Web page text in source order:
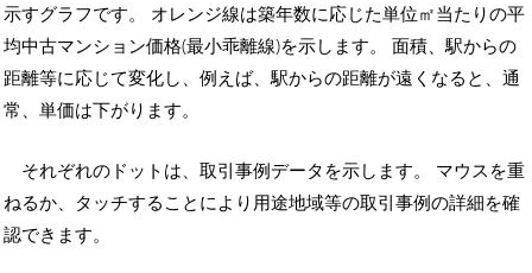
示すグラフです。 オレンジ線は築年数に応じた単位㎡当たりの平
均中古マンション価格(最小乖離線)を示します。 面積、駅からの
距離等に応じて変化し、例えば、駅からの距離が遠くなると、通
常、単価は下がります。
それぞれのドットは、取引事例データを示します。 マウスを重
ねるか、タッチすることにより用途地域等の取引事例の詳細を確
認できます。